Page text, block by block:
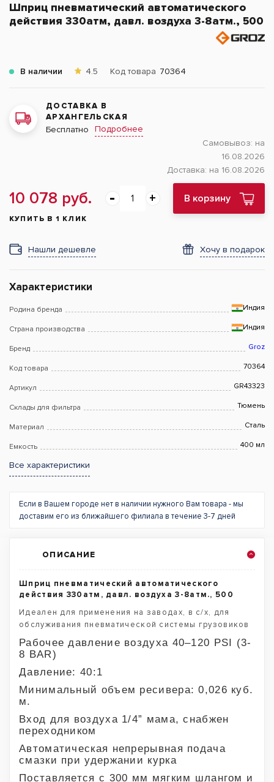
Шприц пневматический автоматического
действия 330атм, давл. воздуха 3-8атм., 500
В наличии 4.5 Код товара 70364
ДОСТАВКА В
АРХАНГЕЛЬСКАЯ
Бесплатно
Подробнее
Самовывоз: на
16.08.2026
Доставка: на 16.08.2026
10 078 руб. В корзину
КУПИТЬ В 1 КЛИК
Нашли дешевле Хочу в подарок
Характеристики
Родина бренда Индия
Страна производства Индия
Бренд Groz
Код товара 70364
Артикул GR43323
Склады для фильтра Тюмень
Материал Сталь
Емкость 400 мл
Все характеристики
Если в Вашем городе нет в наличии нужного Вам товара - мы
доставим его из ближайшего филиала в течение 3-7 дней
ОПИСАНИЕ
Шприц пневматический автоматического
действия 330атм, давл. воздуха 3-8атм., 500
Идеален для применения на заводах, в с/х, для
обслуживания пневматической системы грузовиков
Рабочее давление воздуха 40–120 PSI (3-
8 BAR)
Давление: 40:1
Минимальный объем ресивера: 0,026 куб.
м.
Вход для воздуха 1/4” мама, снабжен
переходником
Автоматическая непрерывная подача
смазки при удержании курка
Поставляется с 300 мм мягким шлангом и